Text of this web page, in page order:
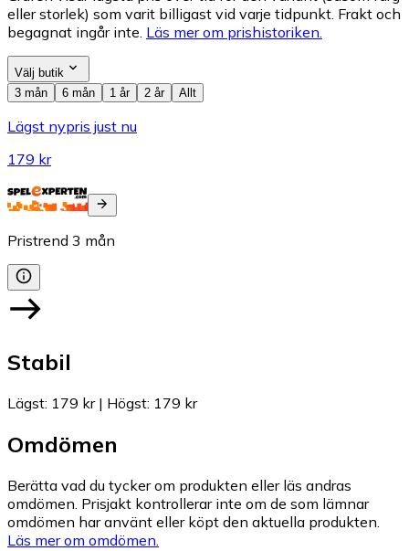
eller storlek) som varit billigast vid varje tidpunkt. Frakt och
begagnat ingår inte. Läs mer om prishistoriken.
Välj butik
3 mån
6 mån 1 år 2 år Allt
Lägst nypris just nu
179 kr
Pristrend 3 mån
Stabil
Lägst: 179 kr| Högst: 179 kr
Omdömen
Berätta vad du tycker om produkten eller läs andras
omdömen. Prisjakt kontrollerar inte om de som lämnar
omdömen har använt eller köpt den aktuella produkten.
Läs mer om omdömen.